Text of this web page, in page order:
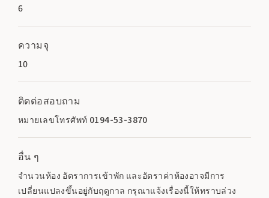
6
ความจุ
10
ติดต่อสอบถาม
หมายเลขโทรศัพท์ 0194-53-3870
อื่น ๆ
จำนวนห้อง อัตราการเข้าพัก และอัตราค่าห้องอาจมีการ
เปลี่ยนแปลงขึ้นอยู่กับฤดูกาล กรุณาแจ้งเรื่องนี้ให้ทราบล่วง